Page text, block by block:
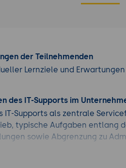
der Teilnehmenden
Lernziele und
des IT-Supports im
IT-Supports als zentrale
typische Aufgaben entlang
sowie Abgrenzung zu
Support-Ebenen,